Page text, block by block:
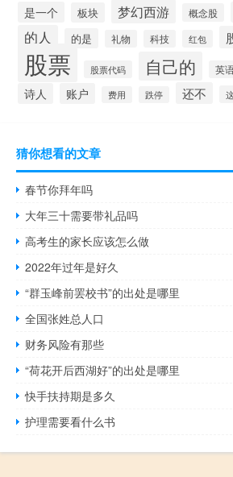
是一个
板块 梦幻西游 概念股
的人 的是 礼物 科技 红包
股票 股票代码 自己的 英
诗人 账户 费用 跌停 还不
猜你想看的文章
春节你拜年吗
大年三十需要带礼品吗
高考生的家长应该怎么做
2022年过年是好久
“群玉峰前罢校书”的出处是哪里
全国张姓总人口
财务风险有那些
“荷花开后西湖好”的出处是哪里
快手扶持期是多久
护理需要看什么书